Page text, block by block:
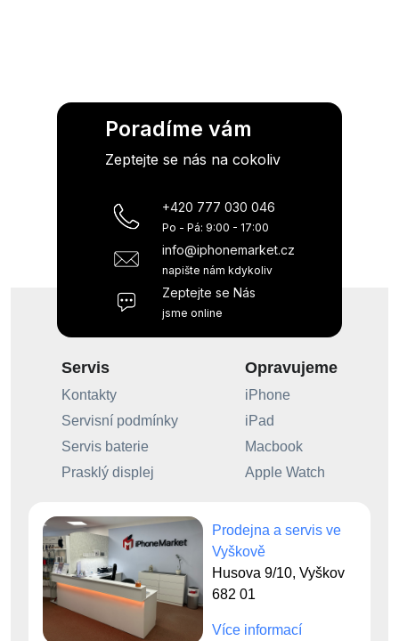
Poradíme vám
Zeptejte se nás na cokoliv
+420 777 030 046
Po - Pá: 9:00 - 17:00
info@iphonemarket.cz
napište nám kdykoliv
Zeptejte se Nás
jsme online
Servis
Kontakty
Servisní podmínky
Servis baterie
Prasklý displej
Opravujeme
iPhone
iPad
Macbook
Apple Watch
Prodejna a servis ve
Vyškově
Husova 9/10, Vyškov
682 01
Více informací